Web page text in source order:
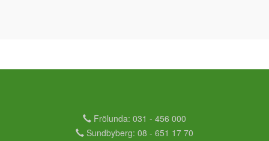
Frölunda: 031 - 456 000
Sundbyberg: 08 - 651 17 70